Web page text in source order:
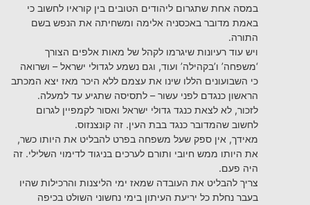
במסה אחת שתגרום ליהודים הטובים בין קוראיו לחשוב כי
באמת מדובר באכסניה אלימה ומשחיתה את הנפש בשם
התורה.
ויש עוד רעיונות שיגרמו לקהל של מאות אלפים הצורך
‘משפחה’ ו’בקהילה’ ועוד, וגם נשמע לגדולי ישראל – ושרואה
כי השבועונים הללו שינו את עצמם ללא היכר מאז יצא המכתב
הראשון כנגדם לפני עשור – לתסיסה שתגיע עד למעלה.
לזכור, לא לצאת כנגד גדולי ישראל ואסור לקמפיין לגרום
לחשוב שהמדובר כנגד בבת העין. זה קונצנזוס.
מאידך, אין ספק שעל משפחה בפרט להבליט את היותו כשר,
את היותו ממש חיובי ותורם לערכים בניגוד לדימוי השלילי. זה
היה פעם.
צריך להבליט את העובדה שמאז ימי הליצנות והרכילות שהיו
בעבר נחלת כל יריעת העיתון בימי נחשוני השולט בכיפה